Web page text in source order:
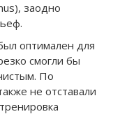
заодно
оптимален для
смогли бы
По
не отставали